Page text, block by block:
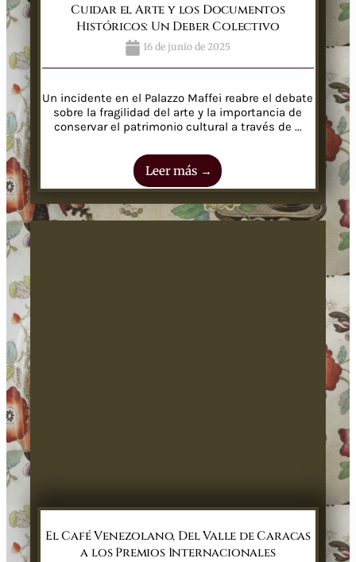
Cuidar el Arte y los Documentos
Históricos: Un Deber Colectivo
16 de junio de 2025
Un incidente en el Palazzo Maffei reabre el debate
sobre la fragilidad del arte y la importancia de
conservar el patrimonio cultural a través de ...
Leer más →
El Café Venezolano, Del Valle de Caracas
a los Premios Internacionales